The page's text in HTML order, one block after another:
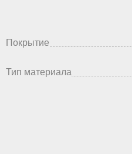
Покрытие
Тип материала